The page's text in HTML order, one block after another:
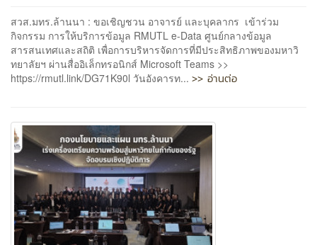
สวส.มทร.ล้านนา : ขอเชิญชวน อาจารย์ และบุคลากร เข้าร่วม
กิจกรรม การให้บริการข้อมูล RMUTL e-Data ศูนย์กลางข้อมูล
สารสนเทศและสถิติ เพื่อการบริหารจัดการที่มีประสิทธิภาพของมหาวิ
ทยาลัยฯ ผ่านสื่ออิเล็กทรอนิกส์ Microsoft Teams >>
https://rmutl.link/DG71K90l วันอังคารท... >> อ่านต่อ